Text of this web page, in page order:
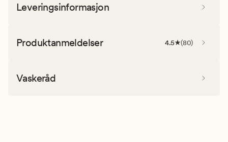
Leveringsinformasjon
Produktanmeldelser 4.5 (80)
Vaskeråd